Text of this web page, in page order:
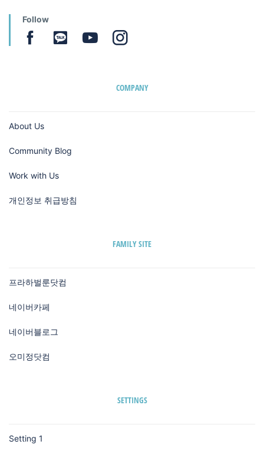
Follow
COMPANY
About Us
Community Blog
Work with Us
개인정보 취급방침
FAMILY SITE
프라하벌룬닷컴
네이버카페
네이버블로그
오미정닷컴
SETTINGS
Setting 1